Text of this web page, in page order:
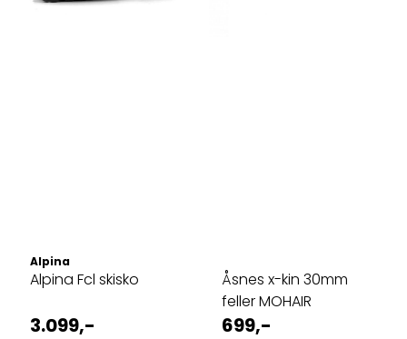
Alpina
Alpina Fcl skisko
3.099,-
Åsnes x-kin 30mm
feller MOHAIR
699,-